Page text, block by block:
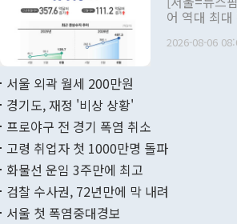
관 부처 장
관의 무리한
다. [정동영 통일부 장관이 지난달 23일 오후 서울 종로구 정부서울청사에
무너졌다고
함께 4자 대
어 역대 최
료=한국은행] 한국은행이 6일 발표한 '2026년 6월 국제수지(잠정)'
며 월간 기
196.9% 급
수출은
2026-08-06
서울 외곽 월세 200만원
경기도, 재정 '비상 상황'
프로야구 전 경기 폭염 취소
고령 취업자 첫 1000만명 돌파
화물선 운임 3주만에 최고
검찰 수사권, 72년만에 막 내려
서울 첫 폭염중대경보